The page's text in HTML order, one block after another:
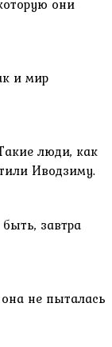
они
и мир
люди, как
Иводзиму.
завтра
не пыталась